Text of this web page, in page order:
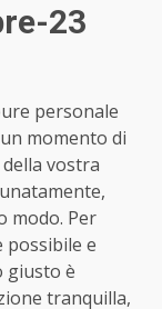
23
personale
momento di
vostra
modo. Per
e
giusto è
tranquilla,